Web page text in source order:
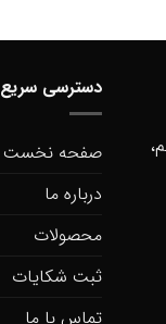
دسترسی سریع
صفحه نخست
درباره ما
محصولات
ثبت شکایات
تماس با ما